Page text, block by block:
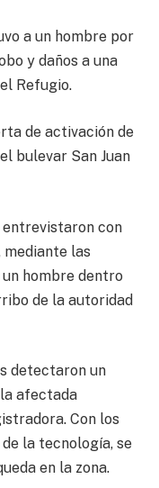
a un hombre por
y daños a una
Refugio.
de activación de
bulevar San Juan
con
las
hombre dentro
de la autoridad
detectaron un
afectada
Con los
la tecnología, se
en la zona.